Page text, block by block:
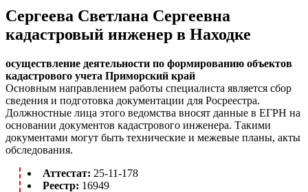
Сергеева Светлана Сергеевна
кадастровый инженер в Находке
осуществление деятельности по формированию объектов
кадастрового учета Приморский край
Основным направлением работы специалиста является сбор
сведения и подготовка документации для Росреестра.
Должностные лица этого ведомства вносят данные в ЕГРН на
основании документов кадастрового инженера. Такими
документами могут быть технические и межевые планы, акты
обследования.
Аттестат: 25-11-178
Реестр: 16949